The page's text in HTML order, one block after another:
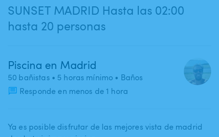
SUNSET MADRID Hasta las 02:00
hasta 20 personas
Piscina en Madrid
50 bañistas • 5 horas mínimo • Baños
Responde en menos de 1 hora
Ya es posible disfrutar de las mejores vista de madrid